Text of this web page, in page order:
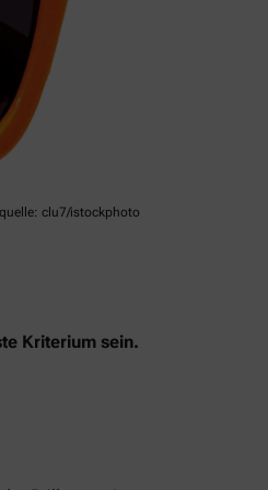
clu7/istockphoto
Kriterium sein.